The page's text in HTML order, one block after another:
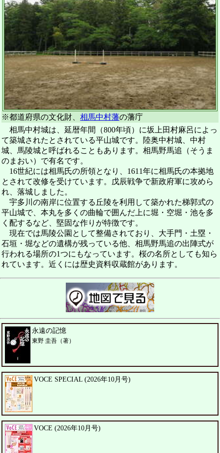
※都道府県の文化財、相馬中村藩の藩庁
相馬中村城は、延暦年間（800年頃）に坂上田村麻呂によっ
て築城されたとされている平山城です。陸奥中村城、中村
城、馬陵城と呼ばれることもあります。相馬野馬追（そうま
のまおい）で有名です。
16世紀には相馬氏の所領となり、1611年に相馬氏の本拠地
とされて改修を受けています。戊辰戦争で新政府軍に攻めら
れ、落城しました。
宇多川の南岸に位置する丘陵を利用して築かれた梯郭式の
平山城で、本丸を多くの曲輪で囲んだ上に堀・空堀・池を多
く配するなど、堅固な作りが特徴です。
現在では馬陵公園として整備されており、大手門・土塁・
石垣・堀などの遺構が残っている他、相馬野馬追の出陣式が
行われる場所の1つにもなっています。桜の名所としても知ら
れています。近くには歴史資料収蔵館があります。
永遠の記憶
東野 圭吾（著）
VOCE SPECIAL (2026年10月号)
VOCE (2026年10月号)